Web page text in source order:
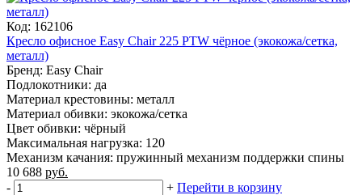
Код: 162106
Кресло офисное Easy Chair 225 PTW чёрное (экокожа/сетка,
металл)
Бренд: Easy Chair
Подлокотники: да
Материал крестовины: металл
Материал обивки: экокожа/сетка
Цвет обивки: чёрный
Максимальная нагрузка: 120
Механизм качания: пружинный механизм поддержки спины
10 688 руб.
-
+ Перейти в корзину